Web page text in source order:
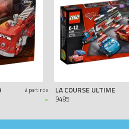
à partir de
-
LA COURSE ULTIME
9485